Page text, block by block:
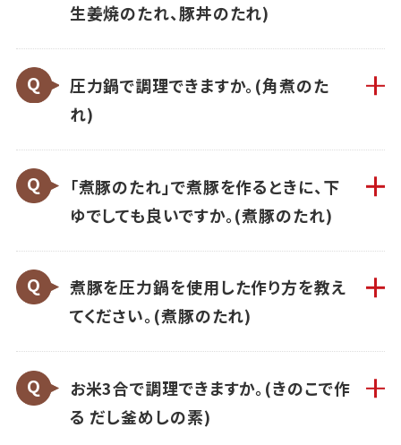
生姜焼のたれ、豚丼のたれ)
圧力鍋で調理できますか。(角煮のた
れ)
「煮豚のたれ」で煮豚を作るときに、下
ゆでしても良いですか。(煮豚のたれ)
煮豚を圧力鍋を使用した作り方を教え
てください。(煮豚のたれ)
お米3合で調理できますか。(きのこで作
る だし釜めしの素)